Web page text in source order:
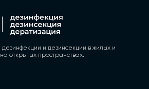
дезинфекции и дезинсекции в жилых и
открытых пространствах.